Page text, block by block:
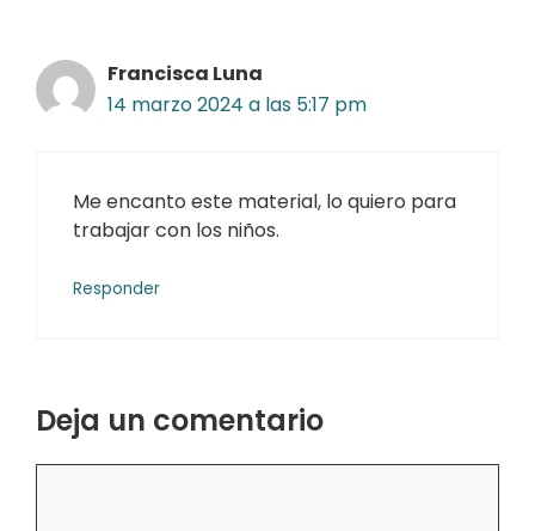
Francisca Luna
14 marzo 2024 a las 5:17 pm
Me encanto este material, lo quiero para
trabajar con los niños.
Responder
Deja un comentario